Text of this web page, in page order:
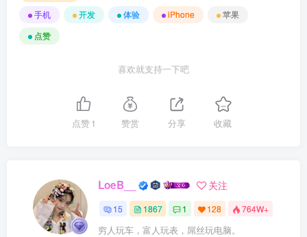
手机
开发 体验 iPhone
苹果
点赞
喜欢就支持一下吧
点赞1 赞赏 分享 收藏
LoeB__ 关注
15 1867 1 128 764W+
穷人玩车，富人玩表，屌丝玩电脑。